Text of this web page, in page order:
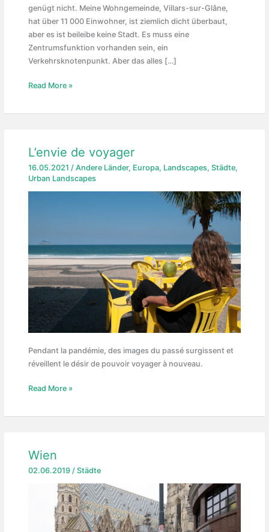
genügt nicht. Meine Wohngemeinde, Villars-sur-Glâne,
hat über 11 000 Einwohner, ist ziemlich dicht überbaut,
aber es ist beileibe keine Stadt. Es muss eine
Zentrumsfunktion vorhanden sein, ein
Verkehrsknotenpunkt. Aber das alles […]
Urbane
Read More »
L’envie de voyager
16.05.2021 / Andere Länder, Europa, Landscapes, Städte,
Urban Landscapes
Pendant la pandémie, des images du passé surgissent et
réveillent le désir de pouvoir voyager à nouveau.
L’envie
Read More »
Wien
02.06.2019 / Städte